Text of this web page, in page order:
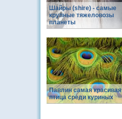
Шайры (shire) - самые
крупные тяжеловозы
планеты
Павлин самая красивая
птица среди куриных